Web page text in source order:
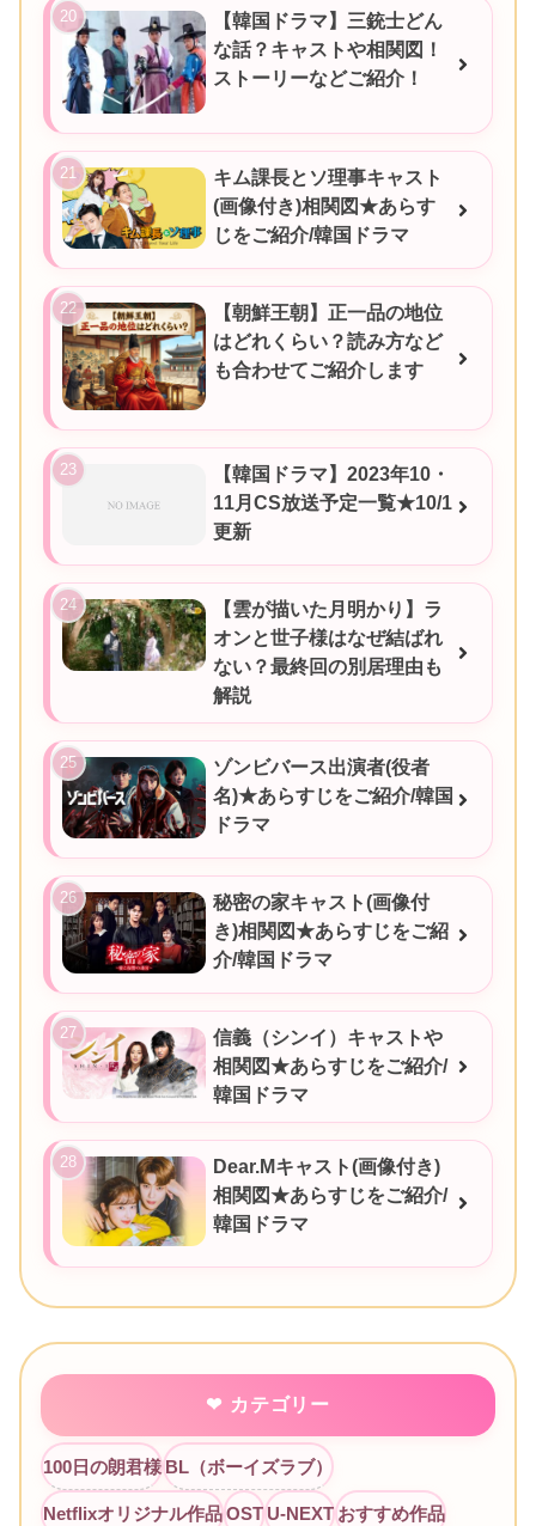
【韓国ドラマ】三銃士どん
な話？キャストや相関図！
ストーリーなどご紹介！
キム課長とソ理事キャスト
(画像付き)相関図★あらす
じをご紹介/韓国ドラマ
【朝鮮王朝】正一品の地位
はどれくらい？読み方など
も合わせてご紹介します
【韓国ドラマ】2023年10・
11月CS放送予定一覧★10/1
更新
【雲が描いた月明かり】ラ
オンと世子様はなぜ結ばれ
ない？最終回の別居理由も
解説
ゾンビバース出演者(役者
名)★あらすじをご紹介/韓国
ドラマ
秘密の家キャスト(画像付
き)相関図★あらすじをご紹
介/韓国ドラマ
信義（シンイ）キャストや
相関図★あらすじをご紹介/
韓国ドラマ
Dear.Mキャスト(画像付き)
相関図★あらすじをご紹介/
韓国ドラマ
カテゴリー
100日の朗君様 BL（ボーイズラブ）
Netflixオリジナル作品 OST U-NEXT おすすめ作品